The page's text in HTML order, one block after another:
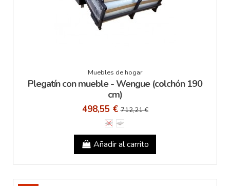
Muebles de hogar
Plegatín con mueble - Wengue (colchón 190
cm)
498,55 €712,21 €
Añadir al carrito